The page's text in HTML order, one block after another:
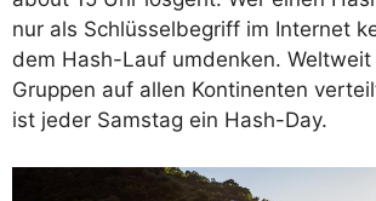
nur als Schlüsselbegriff im Internet
dem Hash-Lauf umdenken.
Gruppen auf allen Kontinenten
ist jeder Samstag ein Hash-Day.